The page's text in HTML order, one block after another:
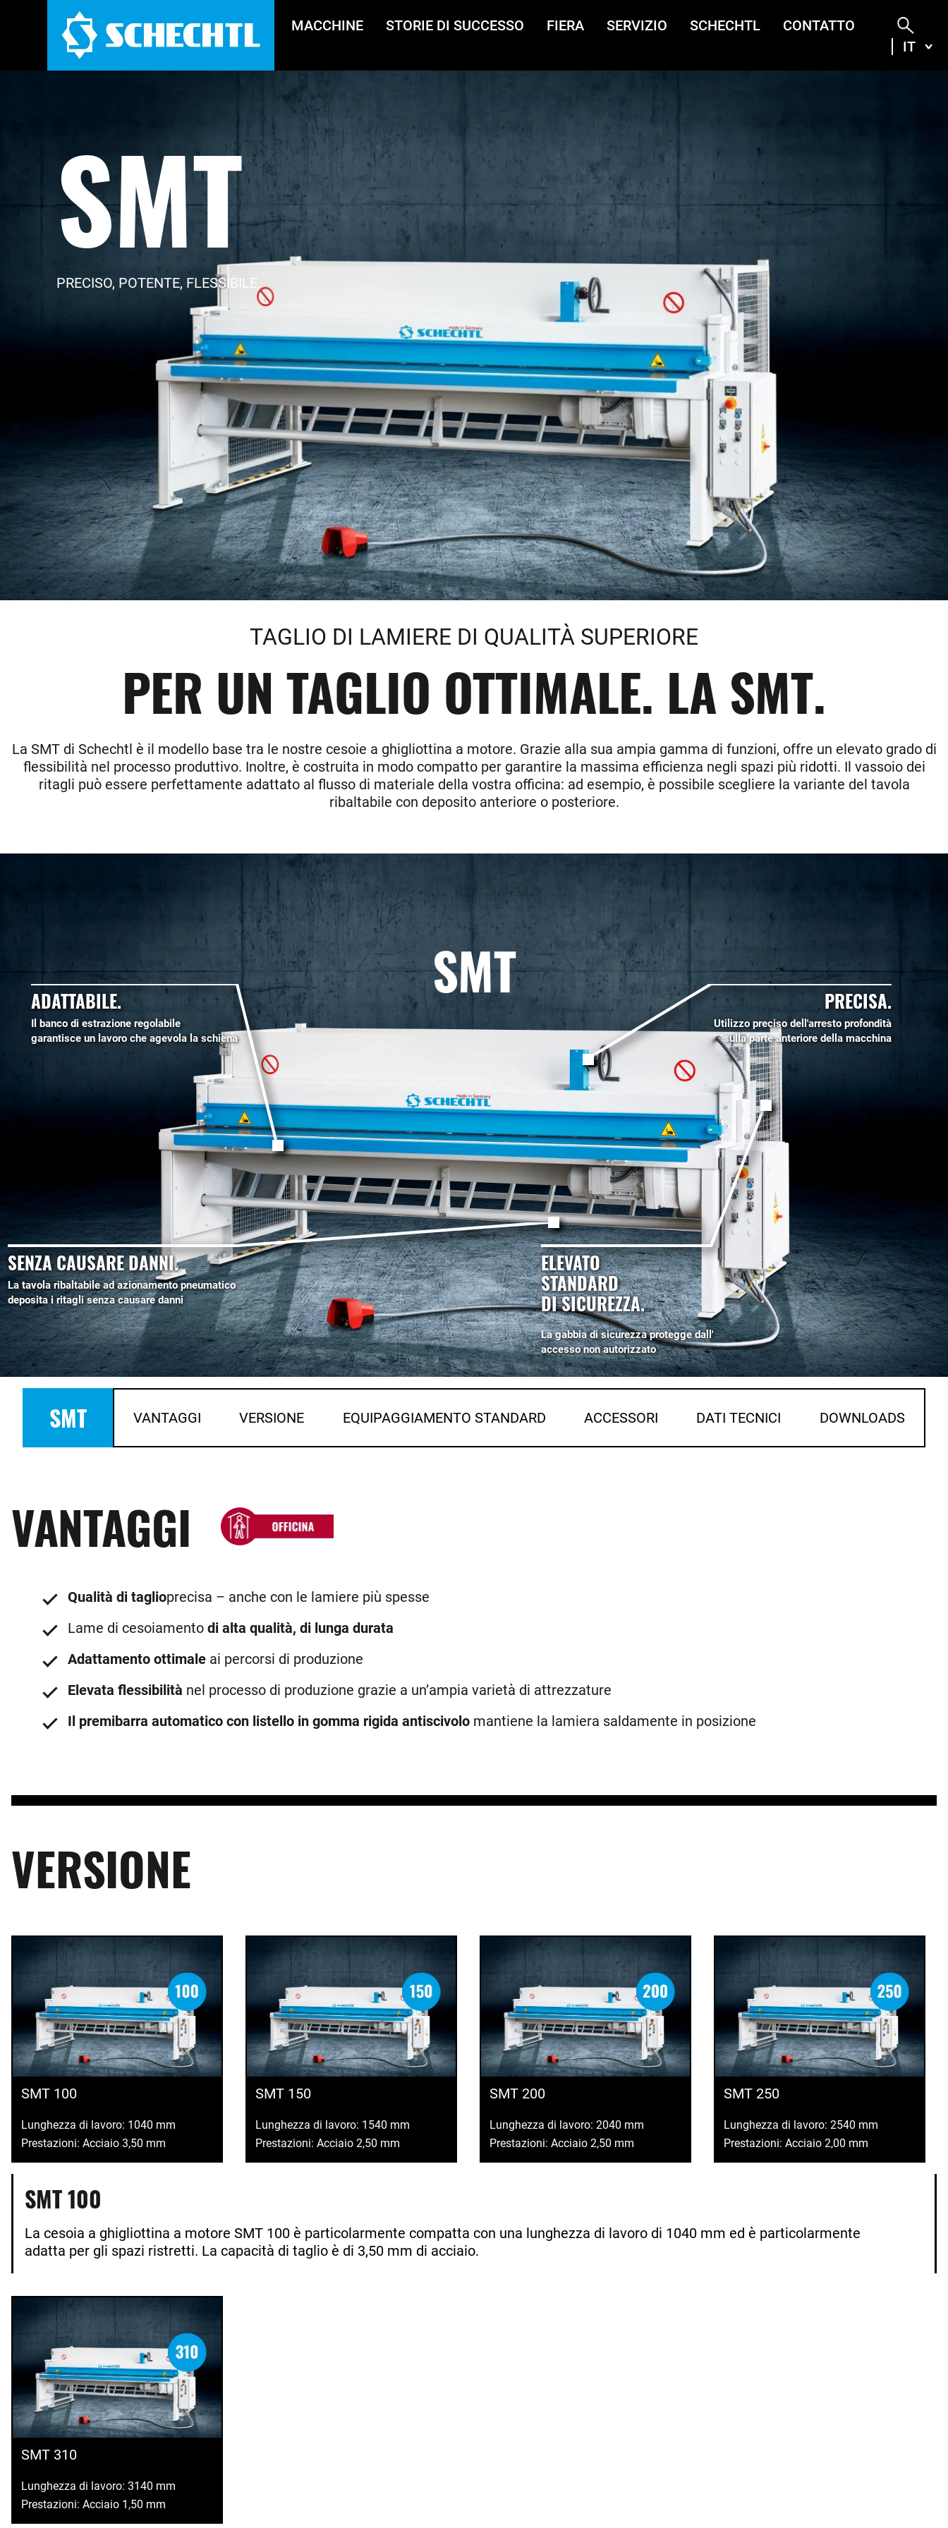
MACCHINE STORIE DI SUCCESSO FIERA SERVIZIO SCHECHTL
CONTATTO
IT
SMT
PRECISO, POTENTE, FLESSIBILE.
TAGLIO DI LAMIERE DI QUALITÀ SUPERIORE
PER UN TAGLIO OTTIMALE. LA SMT.
La SMT di Schechtl è il modello base tra le nostre cesoie a ghigliottina a motore. Grazie alla sua ampia gamma di funzioni, offre un elevato grado di
flessibilità nel processo produttivo. Inoltre, è costruita in modo compatto per garantire la massima efficienza negli spazi più ridotti. Il vassoio dei
ritagli può essere perfettamente adattato al flusso di materiale della vostra officina: ad esempio, è possibile scegliere la variante del tavola
ribaltabile con deposito anteriore o posteriore.
SMT PRECISA.
Utilizzo preciso dell'arresto profondità
sulla parte anteriore della macchina
ELEVATO
STANDARD
DI SICUREZZA.
La gabbia di sicurezza protegge dall'
accesso non autorizzato
ADATTABILE.
Il banco di estrazione regolabile
garantisce un lavoro che agevola la schiena
SENZA CAUSARE DANNI.
La tavola ribaltabile ad azionamento pneumatico
deposita i ritagli senza causare danni
SMT VANTAGGI VERSIONE EQUIPAGGIAMENTO STANDARD ACCESSORI DATI TECNICI DOWNLOADS
VANTAGGI
Qualità di taglioprecisa – anche con le lamiere più spesse
Lame di cesoiamento di alta qualità, di lunga durata
Adattamento ottimale ai percorsi di produzione
Elevata flessibilità nel processo di produzione grazie a un’ampia varietà di attrezzature
Il premibarra automatico con listello in gomma rigida antiscivolo mantiene la lamiera saldamente in posizione
VERSIONE
SMT 100
Lunghezza di lavoro: 1040 mm
Prestazioni: Acciaio 3,50 mm
SMT 150
Lunghezza di lavoro: 1540 mm
Prestazioni: Acciaio 2,50 mm
SMT 200
Lunghezza di lavoro: 2040 mm
Prestazioni: Acciaio 2,50 mm
SMT 250
Lunghezza di lavoro: 2540 mm
Prestazioni: Acciaio 2,00 mm
SMT 100
La cesoia a ghigliottina a motore SMT 100 è particolarmente compatta con una lunghezza di lavoro di 1040 mm ed è particolarmente
adatta per gli spazi ristretti. La capacità di taglio è di 3,50 mm di acciaio.
SMT 310
Lunghezza di lavoro: 3140 mm
Prestazioni: Acciaio 1,50 mm